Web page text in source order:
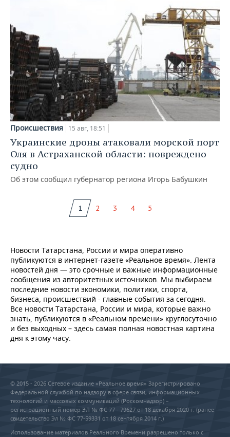
Происшествия 15 авг, 18:51
Украинские дроны атаковали морской порт
Оля в Астраханской области: повреждено
судно
Об этом сообщил губернатор региона Игорь Бабушкин
1 2 3 4 5
Новости Татарстана, России и мира оперативно
публикуются в интернет-газете «Реальное время». Лента
новостей дня — это срочные и важные информационные
сообщения из авторитетных источников. Мы выбираем
последние новости экономики, политики, спорта,
бизнеса, происшествий - главные события за сегодня.
Все новости Татарстана, России и мира, которые важно
знать, публикуются в «Реальном времени» круглосуточно
и без выходных – здесь самая полная новостная картина
дня к этому часу.
© 2015 - 2026 Сетевое издание «Реальное время» Зарегистрировано
Федеральной службой по надзору в сфере связи, информационных
технологий и массовых коммуникаций (Роскомнадзор) –
регистрационный номер ЭЛ № ФС 77 - 79627 от 18 декабря 2020 г. (ранее
свидетельство Эл № ФС 77-59331 от 18 сентября 2014 г.)
Использование материалов Реального Времени разрешено только с